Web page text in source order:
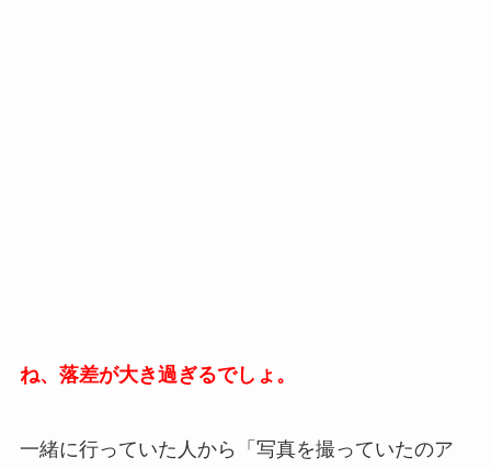
ね、落差が大き過ぎるでしょ。
一緒に行っていた人から「写真を撮っていたのア